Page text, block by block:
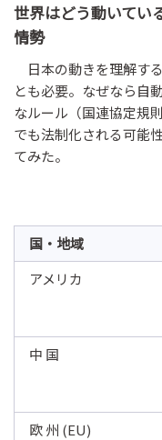
世界はどう動いてい
情勢
日本の動きを理解す
とも必要。なぜなら自
なルール（国連協定規
でも法制化される可能
てみた。
国・地域
アメリカ
中 国
欧 州 (EU)